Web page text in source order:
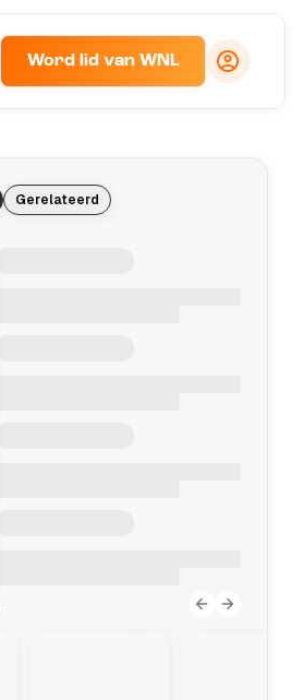
Word lid van WNL
Gerelateerd